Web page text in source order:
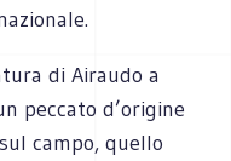
di Airaudo a
peccato d’origine
campo, quello